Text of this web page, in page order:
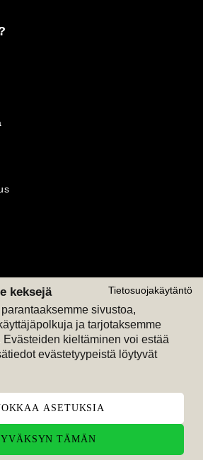
Tietosuojakäytäntö
keksejä
sivustoa,
ja tarjotaksemme
kieltäminen voi estää
evästetyypeistä löytyvät
ASETUKSIA
TÄMÄN
Seuraa meitä